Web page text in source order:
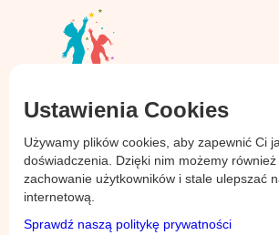
Placówki
Przedszkole Kamieni
Przedszkole
Wrocławska
Przedszkole
Naszeówk
Żłobek
Żłobek
Ustawienia Cookies
Używamy plików cookies, aby zapewnić Ci
doświadczenia. Dzięki nim możemy
zachowanie użytkowników i stale ulepszać
internetową.
Sprawdź naszą politykę prywatności